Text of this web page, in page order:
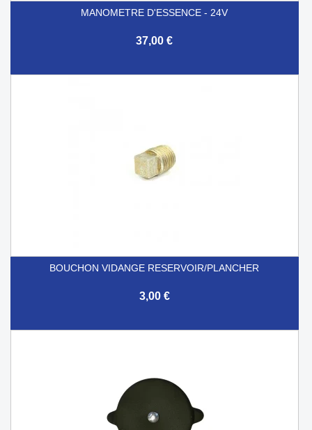
MANOMETRE D'ESSENCE - 24V
37,00 €
BOUCHON VIDANGE RESERVOIR/PLANCHER
3,00 €